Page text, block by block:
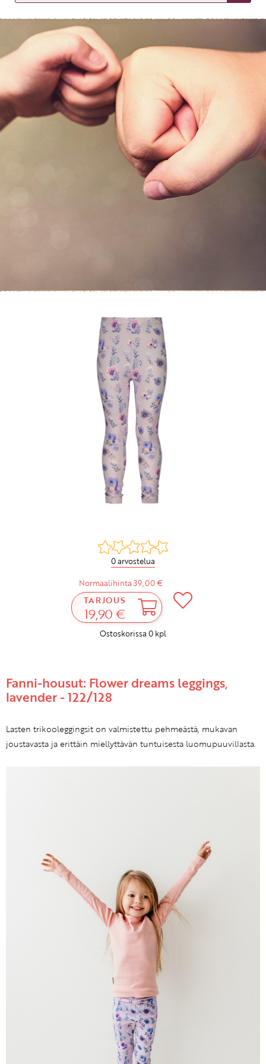
KIRJAUDU SISÄÄN
Etkö ole vielä asiakkaamme?
Luo asiakastili tästä!
0 arvostelua
Normaalihinta 39,00 €
TARJOUS
19,90 €
Ostoskorissa 0 kpl
Fanni-housut: Flower dreams leggings,
lavender - 122/128
Lasten trikooleggingsit on valmistettu pehmeästä, mukavan
joustavasta ja erittäin miellyttävän tuntuisesta luomupuuvillasta.